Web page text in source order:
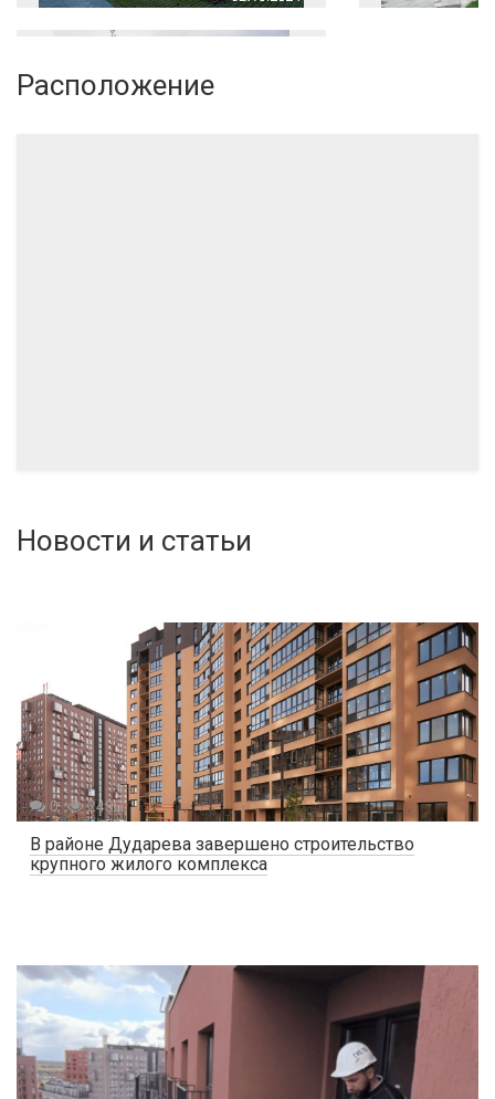
Расположение
Новости и статьи
В районе Дударева завершено строительство
крупного жилого комплекса
0 2495